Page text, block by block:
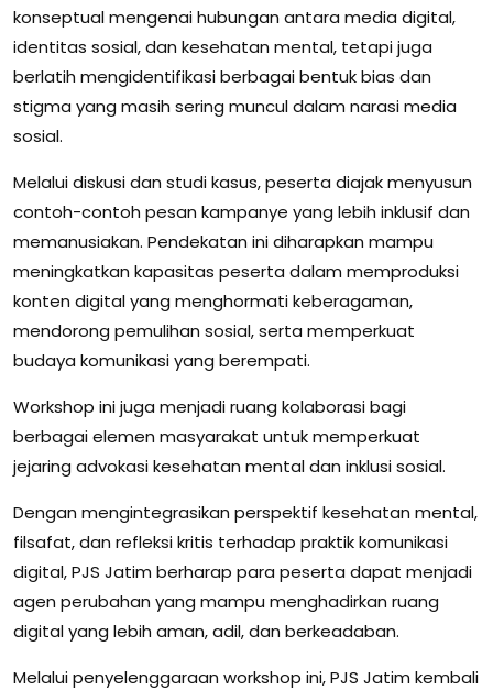
konseptual mengenai hubungan antara media digital,
identitas sosial, dan kesehatan mental, tetapi juga
berlatih mengidentifikasi berbagai bentuk bias dan
stigma yang masih sering muncul dalam narasi media
sosial.
Melalui diskusi dan studi kasus, peserta diajak menyusun
contoh-contoh pesan kampanye yang lebih inklusif dan
memanusiakan. Pendekatan ini diharapkan mampu
meningkatkan kapasitas peserta dalam memproduksi
konten digital yang menghormati keberagaman,
mendorong pemulihan sosial, serta memperkuat
budaya komunikasi yang berempati.
Workshop ini juga menjadi ruang kolaborasi bagi
berbagai elemen masyarakat untuk memperkuat
jejaring advokasi kesehatan mental dan inklusi sosial.
Dengan mengintegrasikan perspektif kesehatan mental,
filsafat, dan refleksi kritis terhadap praktik komunikasi
digital, PJS Jatim berharap para peserta dapat menjadi
agen perubahan yang mampu menghadirkan ruang
digital yang lebih aman, adil, dan berkeadaban.
Melalui penyelenggaraan workshop ini, PJS Jatim kembali